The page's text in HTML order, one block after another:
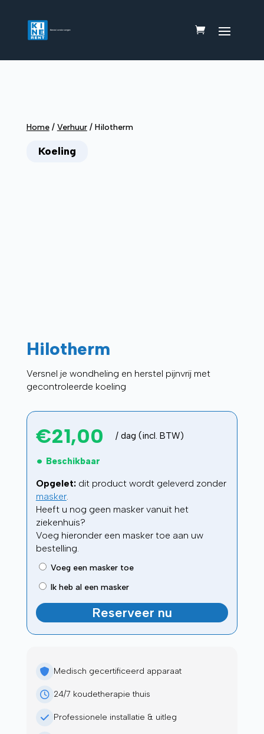
Home/ Verhuur/ Hilotherm
Koeling
Hilotherm
Versnel je wondheling en herstel pijnvrij met
gecontroleerde koeling
€21,00 / dag (incl. BTW)
Beschikbaar
Opgelet:dit product wordt geleverd zonder
masker.
Heeft u nog geen masker vanuit het
ziekenhuis?
Voeg hieronder een masker toe aan uw
bestelling.
Voeg een masker toe
Ik heb al een masker
Reserveer nu
Medisch gecertificeerd apparaat
24/7 koudetherapie thuis
Professionele installatie & uitleg